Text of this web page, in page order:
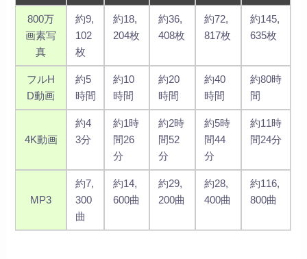
800万
画素写
真
約9,
102
枚
約18,
204枚
約36,
408枚
約72,
817枚
約145,
635枚
フルH
D動画
約5
時間
約10
時間
約20
時間
約40
時間
約80時
間
4K動画
約4
3分
約1時
間26
分
約2時
間52
分
約5時
間44
分
約11時
間24分
MP3
約7,
300
曲
約14,
600曲
約29,
200曲
約28,
400曲
約116,
800曲